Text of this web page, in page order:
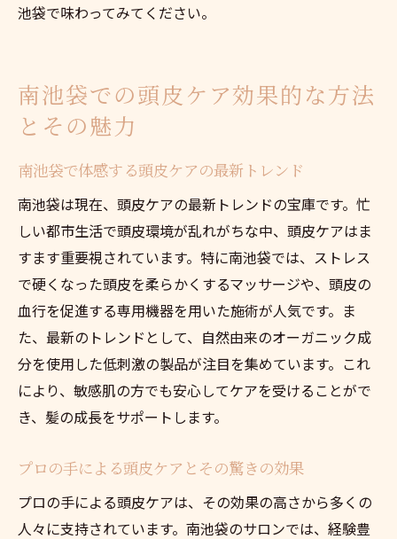
池袋で味わってみてください。
南池袋での頭皮ケア効果的な方法
とその魅力
南池袋で体感する頭皮ケアの最新トレンド
南池袋は現在、頭皮ケアの最新トレンドの宝庫です。忙
しい都市生活で頭皮環境が乱れがちな中、頭皮ケアはま
すます重要視されています。特に南池袋では、ストレス
で硬くなった頭皮を柔らかくするマッサージや、頭皮の
血行を促進する専用機器を用いた施術が人気です。ま
た、最新のトレンドとして、自然由来のオーガニック成
分を使用した低刺激の製品が注目を集めています。これ
により、敏感肌の方でも安心してケアを受けることがで
き、髪の成長をサポートします。
プロの手による頭皮ケアとその驚きの効果
プロの手による頭皮ケアは、その効果の高さから多くの
人々に支持されています。南池袋のサロンでは、経験豊